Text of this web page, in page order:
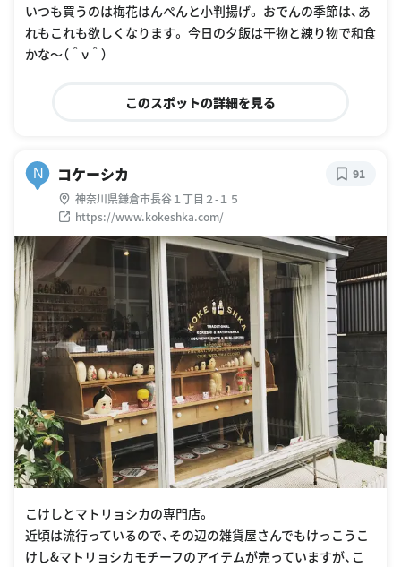
いつも買うのは梅花はんぺんと小判揚げ。 おでんの季節は、あ
れもこれも欲しくなります。 今日の夕飯は干物と練り物で和食
かな〜（＾ν＾）
このスポットの詳細を見る
N コケーシカ
神奈川県鎌倉市長谷１丁目２-１５
https://www.kokeshka.com/
91
こけしとマトリョシカの専門店。
近頃は流行っているので、その辺の雑貨屋さんでもけっこうこ
けし&マトリョシカモチーフのアイテムが売っていますが、こ